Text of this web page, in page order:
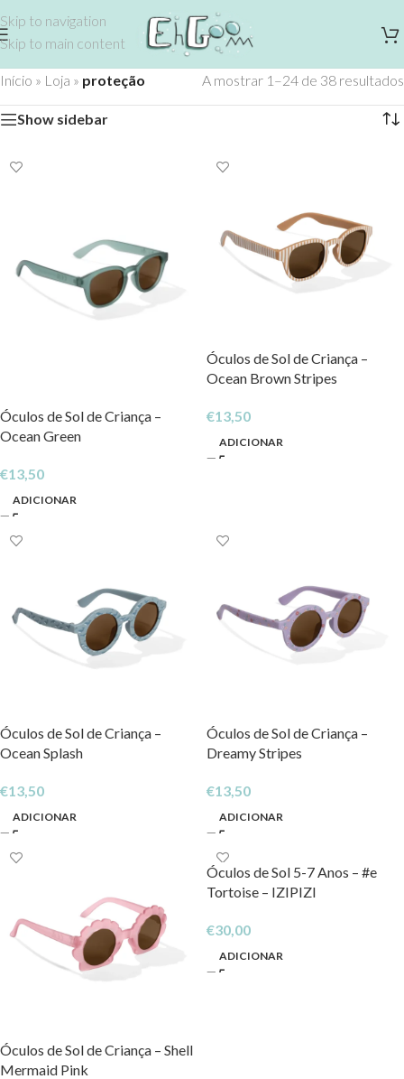
Skip to navigation
Skip to main content
Início » Loja » proteção A mostrar 1–24 de 38 resultados
Show sidebar
Óculos de Sol de Criança –
Ocean Green
€13,50
ADICIONAR
Óculos de Sol de Criança –
Ocean Brown Stripes
€13,50
ADICIONAR
Óculos de Sol de Criança –
Ocean Splash
€13,50
ADICIONAR
Óculos de Sol de Criança –
Dreamy Stripes
€13,50
ADICIONAR
Óculos de Sol de Criança – Shell
Mermaid Pink
Óculos de Sol 5-7 Anos – #e
Tortoise – IZIPIZI
€30,00
ADICIONAR